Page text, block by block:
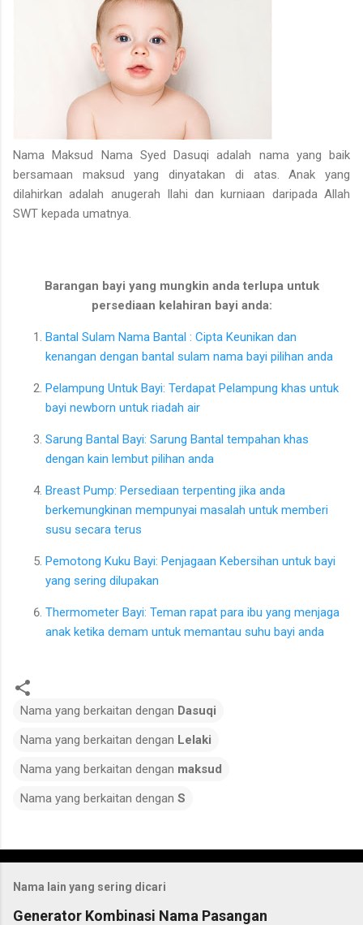
Nama Maksud Nama Syed Dasuqi adalah nama yang baik
bersamaan maksud yang dinyatakan di atas. Anak yang
dilahirkan adalah anugerah Ilahi dan kurniaan daripada Allah
SWT kepada umatnya.
Barangan bayi yang mungkin anda terlupa untuk
persediaan kelahiran bayi anda:
Bantal Sulam Nama Bantal : Cipta Keunikan dan
kenangan dengan bantal sulam nama bayi pilihan anda
Pelampung Untuk Bayi: Terdapat Pelampung khas untuk
bayi newborn untuk riadah air
Sarung Bantal Bayi: Sarung Bantal tempahan khas
dengan kain lembut pilihan anda
Breast Pump: Persediaan terpenting jika anda
berkemungkinan mempunyai masalah untuk memberi
susu secara terus
Pemotong Kuku Bayi: Penjagaan Kebersihan untuk bayi
yang sering dilupakan
Thermometer Bayi: Teman rapat para ibu yang menjaga
anak ketika demam untuk memantau suhu bayi anda
Nama yang berkaitan dengan Dasuqi
Nama yang berkaitan dengan Lelaki
Nama yang berkaitan dengan maksud
Nama yang berkaitan dengan S
o
m
m
Nama lain yang sering dicari
Generator Kombinasi Nama Pasangan